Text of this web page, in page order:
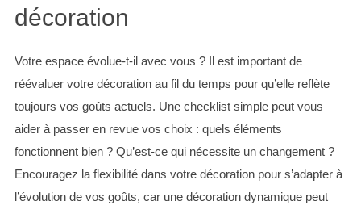
décoration
Votre espace évolue-t-il avec vous ? Il est important de
réévaluer votre décoration au fil du temps pour qu’elle reflète
toujours vos goûts actuels. Une checklist simple peut vous
aider à passer en revue vos choix : quels éléments
fonctionnent bien ? Qu’est-ce qui nécessite un changement ?
Encouragez la flexibilité dans votre décoration pour s’adapter à
l’évolution de vos goûts, car une décoration dynamique peut